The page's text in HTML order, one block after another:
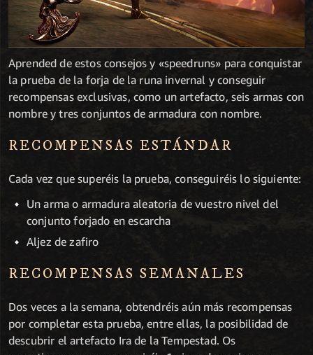
Aprended de estos consejos y «speedruns» para conquistar
la prueba de la forja de la runa invernal y conseguir
recompensas exclusivas, como un artefacto, seis armas con
nombre y tres conjuntos de armadura con nombre.
RECOMPENSAS ESTÁNDAR
Cada vez que superéis la prueba, conseguiréis lo siguiente:
Un arma o armadura aleatoria de vuestro nivel del
conjunto forjado en escarcha
Aljez de zafiro
RECOMPENSAS SEMANALES
Dos veces a la semana, obtendréis aún más recompensas
por completar esta prueba, entre ellas, la posibilidad de
descubrir el artefacto Ira de la Tempestad. Os